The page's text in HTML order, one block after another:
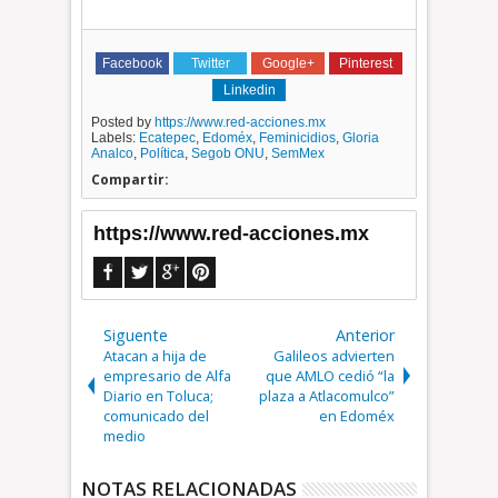
Facebook Twitter Google+
Pinterest
Linkedin
Posted by https://www.red-acciones.mx
Labels: Ecatepec, Edoméx, Feminicidios,Gloria
Analco, Política,Segob ONU,SemMex
Compartir:
https://www.red-acciones.mx
Siguente
Atacan a hija de
empresario de Alfa
Diario en Toluca;
comunicado del
medio
Anterior
Galileos advierten
que AMLO cedió “la
plaza a Atlacomulco”
en Edoméx
NOTAS RELACIONADAS